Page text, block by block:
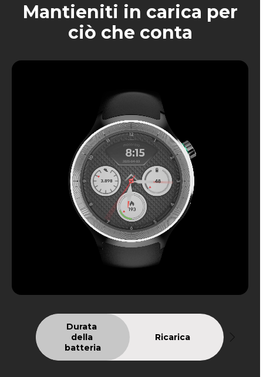
Mantieniti in carica per
ciò che conta
Durata
della
batteria
Ricarica